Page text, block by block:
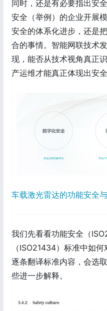
同时，还是有必要指出安
安全（举例）的企业开展
安全的体系化进步，还是
合的事情。智能网联技术
现，能否从技术视角真正
产运维才能真正体现出安
车载激光雷达的功能安全
我们先看看功能安全（
（ISO21434）标准中如
逐条翻译标准内容，会选
些进一步解释。